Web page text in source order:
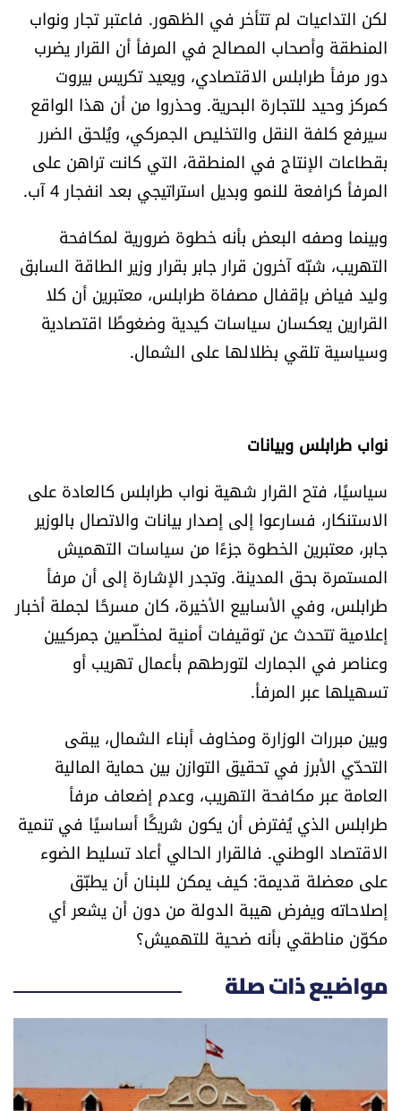
صحّة وصحن
الرياضة
منوّعات
حظّك اليوم
للتاريخ
فيديو
شروط الاستخدام
شروط الإشتراك
Digital solutions by
لكن التداعيات لم تتأخر في الظهور. فاعتبر تجار ونواب
المنطقة وأصحاب المصالح في المرفأ أن القرار يضرب
دور مرفأ طرابلس الاقتصادي، ويعيد تكريس بيروت
كمركز وحيد للتجارة البحرية. وحذروا من أن هذا الواقع
سيرفع كلفة النقل والتخليص الجمركي، ويُلحق الضرر
بقطاعات الإنتاج في المنطقة، التي كانت تراهن على
المرفأ كرافعة للنمو وبديل استراتيجي بعد انفجار 4 آب.
وبينما وصفه البعض بأنه خطوة ضرورية لمكافحة
التهريب، شبّه آخرون قرار جابر بقرار وزير الطاقة السابق
وليد فياض بإقفال مصفاة طرابلس، معتبرين أن كلا
القرارين يعكسان سياسات كيدية وضغوطًا اقتصادية
وسياسية تلقي بظلالها على الشمال.
نواب طرابلس وبيانات
سياسيًا، فتح القرار شهية نواب طرابلس كالعادة على
الاستنكار، فسارعوا إلى إصدار بيانات والاتصال بالوزير
جابر، معتبرين الخطوة جزءًا من سياسات التهميش
المستمرة بحق المدينة. وتجدر الإشارة إلى أن مرفأ
طرابلس، وفي الأسابيع الأخيرة، كان مسرحًا لجملة أخبار
إعلامية تتحدث عن توقيفات أمنية لمخلّصين جمركيين
وعناصر في الجمارك لتورطهم بأعمال تهريب أو
تسهيلها عبر المرفأ.
وبين مبررات الوزارة ومخاوف أبناء الشمال، يبقى
التحدّي الأبرز في تحقيق التوازن بين حماية المالية
العامة عبر مكافحة التهريب، وعدم إضعاف مرفأ
طرابلس الذي يُفترض أن يكون شريكًا أساسيًا في تنمية
الاقتصاد الوطني. فالقرار الحالي أعاد تسليط الضوء
على معضلة قديمة: كيف يمكن للبنان أن يطبّق
إصلاحاته ويفرض هيبة الدولة من دون أن يشعر أي
مكوّن مناطقي بأنه ضحية للتهميش؟
مواضيع ذات صلة